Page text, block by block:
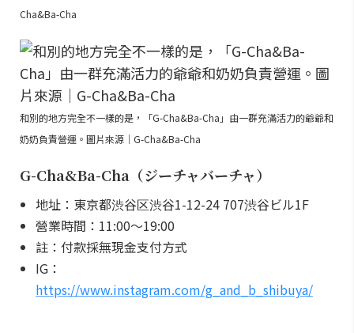
Cha&Ba-Cha
和別的地方完全不一樣的是，「G-Cha&Ba-Cha」由一群充滿活力的爺爺和
奶奶負責營運。圖片來源｜G-Cha&Ba-Cha
G-Cha&Ba-Cha（ジーチャバーチャ）
地址：東京都渋谷区渋谷1-12-24 707渋谷ビル1F
營業時間：11:00～19:00
註：付款採無現金支付方式
IG：
https://www.instagram.com/g_and_b_shibuya/